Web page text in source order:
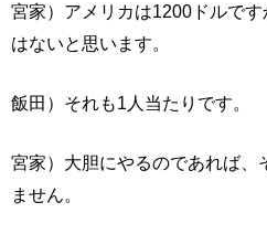
宮家）アメリカは1200ドルで
はないと思います。
飯田）それも1人当たりです。
宮家）大胆にやるのであれば、
ません。